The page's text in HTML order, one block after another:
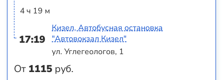
4 ч 19 м
17:19
От 1115 руб.
Кизел, Автобусная остановка
"Автовокзал Кизел"
ул. Углегеологов, 1